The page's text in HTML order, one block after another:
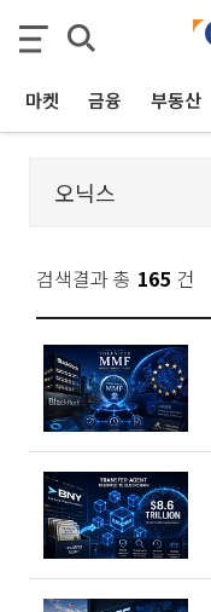
마켓 금융 부동산
검색결과 총 165 건